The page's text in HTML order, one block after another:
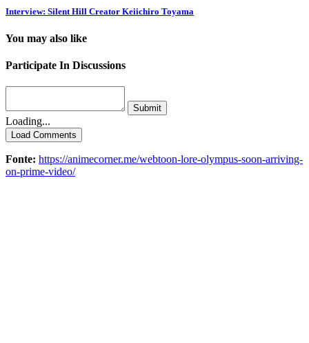
Interview: Silent Hill Creator Keiichiro Toyama
You may also like
Participate In Discussions
Submit
Loading...
Load Comments
Fonte: https://animecorner.me/webtoon-lore-olympus-soon-arriving-
on-prime-video/